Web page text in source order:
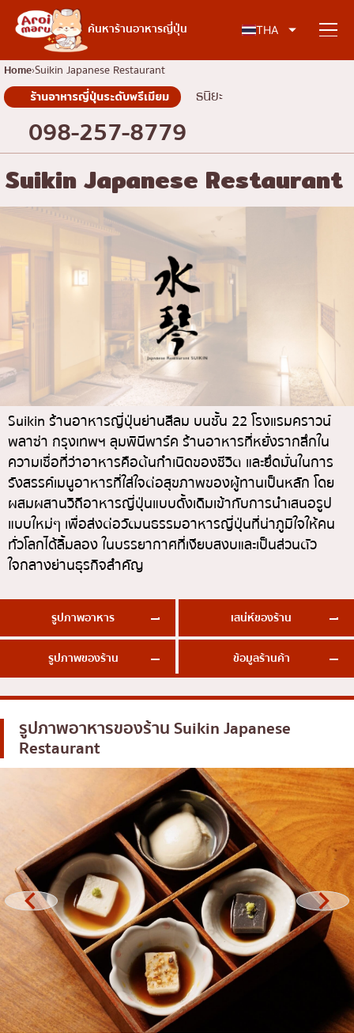
ค้นหาร้านอาหารญี่ปุ่น THA
อาหารญี่ปุ่น
ค้นหาร้านอาหาร
ค้นหาตามประเภทอาหาร
ซูชิ
อิซากายะ
ปิ้งย่างญี่ปุ่น/ยากินิกุ
คัตสึด้ง/ทงคัตสึ
ชาบูชาบู/สุกี้ยากี้
แกงกะหรี่ญี่ปุ่น
ไก่ย่างเสียบไม้สไตล์ญี่ปุ่น
โซบะ/อุด้ง
ขนมหวานญี่ปุ่น
เทมปุระ
โอมากาเสะ
ร้านอาหารญี่ปุ่นระดับพรีเมียม
อาหารตะวันตกสไตล์ญี่ปุ่น
ปลาไหลย่าง
ข้าวปั้นญี่ปุ่น
ปู
โอโคโนมิยากิ/เทปปันยากิ
ด้ง (ข้าวหน้าต่างๆ)
สเต็ก
ของทอดเสียบไม้
หม้อไฟญี่ปุ่น
ของย่างเสียบไม้/เครื่องในย่าง
ร้านอาหารญี่ปุ่นแบบดั้งเดิม
ทาโกะยากิ
โอเด้ง/เมนูตุ๋นสไตล์ญี่ปุ่น
ค้นหาตามพื้นที่
เจริญกรุง
ธนบุรี
สยาม
เอกมัย
พร้อมพงษ์
อโศก
อารีย์
สีลม
สาทร
อ่อนนุช
รัชดา
พระโขนง
เพลินจิต
ชิดลม
บางนา
ไอคอนสยาม
เซ็นทรัลเวิลด์
นนทบุรี
เชียงใหม่
ลาดพร้าว
สมุทรปราการ
ปทุมธานี
คอลัมน์ความรู้
บทความพิเศษ
บทความที่KOLแนะนำ
HomeSuikin Japanese Restaurant
ร้านอาหารญี่ปุ่นระดับพรีเมียม ธนิยะ
098-257-8779
Suikin Japanese Restaurant
Suikin ร้านอาหารญี่ปุ่นย่านสีลม บนชั้น 22 โรงแรมคราวน์
พลาซ่า กรุงเทพฯ ลุมพินีพาร์ค ร้านอาหารที่หยั่งรากลึกใน
ความเชื่อที่ว่าอาหารคือต้นกำเนิดของชีวิต และยึดมั่นในการ
รังสรรค์เมนูอาหารที่ใส่ใจต่อสุขภาพของผู้ทานเป็นหลัก โดย
ผสมผสานวิถีอาหารญี่ปุ่นแบบดั้งเดิมเข้ากับการนำเสนอรูป
แบบใหม่ๆ เพื่อส่งต่อวัฒนธรรมอาหารญี่ปุ่นที่น่าภูมิใจให้คน
ทั่วโลกได้ลิ้มลอง ในบรรยากาศที่เงียบสงบและเป็นส่วนตัว
ใจกลางย่านธุรกิจสำคัญ
รูปภาพอาหาร เสน่ห์ของร้าน
รูปภาพของร้าน ข้อมูลร้านค้า
รูปภาพอาหารของร้านSuikin Japanese
Restaurant